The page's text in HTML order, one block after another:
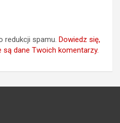
redukcji spamu. Dowiedz się,
dane Twoich komentarzy.